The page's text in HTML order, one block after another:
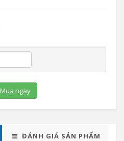
Mua ngay
ĐÁNH GIÁ SẢN PHẨM